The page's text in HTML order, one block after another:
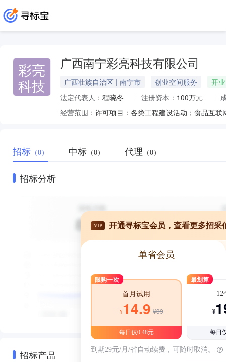
彩亮
科技
广西南宁彩亮科技有限公司
广西壮族自治区 | 南宁市 创业空间服务
开业
法定代表人： 程晓冬 注册资本： 100万元
经营范围：
招标 （0） 中标 （0） 代理 （0）
招标分析
招标产品
VIP 开通寻标宝会员，查看更多招采
单省会员
限购一次
首月试用
¥14.9 ¥39
每日仅0.48元
最划算
12
¥
每日
到期29元/月/省自动续费，可随时取消。